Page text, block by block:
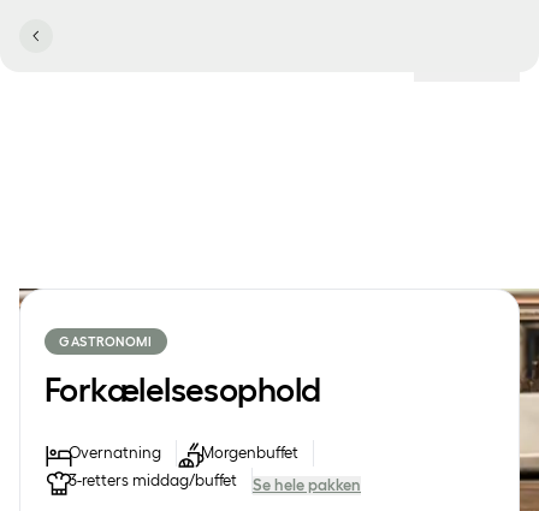
GASTRONOMI
Forkælelsesophold
Overnatning
Morgenbuffet
3-retters middag/buffet
Se hele pakken